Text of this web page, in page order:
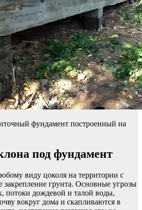
фундамент построенный на
под фундамент
виду цоколя на территории с
закрепление грунта. Основные угрозы
потоки дождевой и талой воды,
вокруг дома и скапливаются в